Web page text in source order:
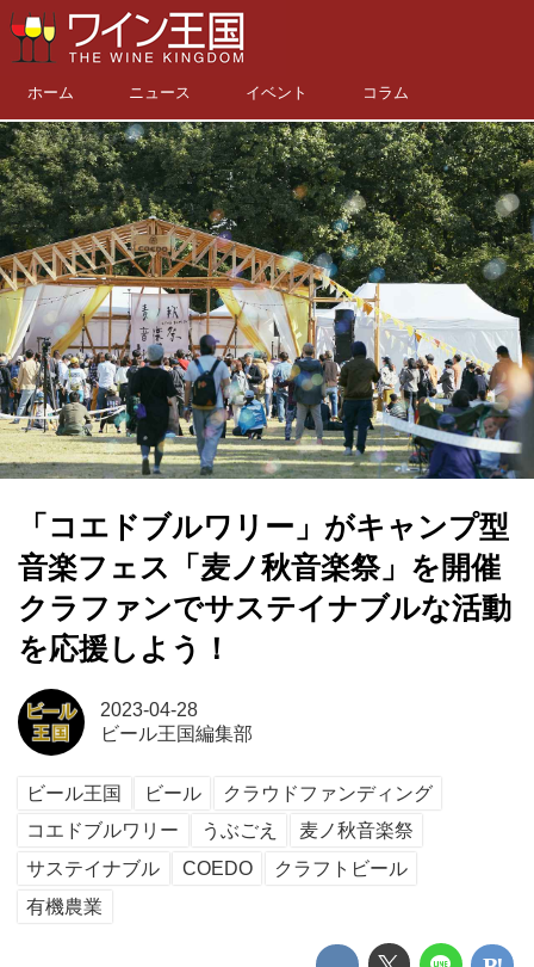
ホーム ニュース イベント コラム
「コエドブルワリー」がキャンプ型
音楽フェス「麦ノ秋音楽祭」を開催
クラファンでサステイナブルな活動
を応援しよう！
2023-04-28
ビール王国編集部
ビール王国 ビール
クラウドファンディング
コエドブルワリー
うぶごえ
麦ノ秋音楽祭
サステイナブル
COEDO
クラフトビール
有機農業